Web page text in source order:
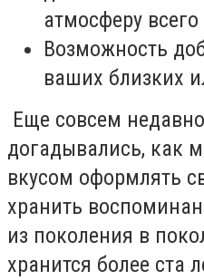
атмосферу
Возможность
ваших близких
Еще совсем
догадывались, как
вкусом оформлять
хранить
из поколения в
хранится более ста